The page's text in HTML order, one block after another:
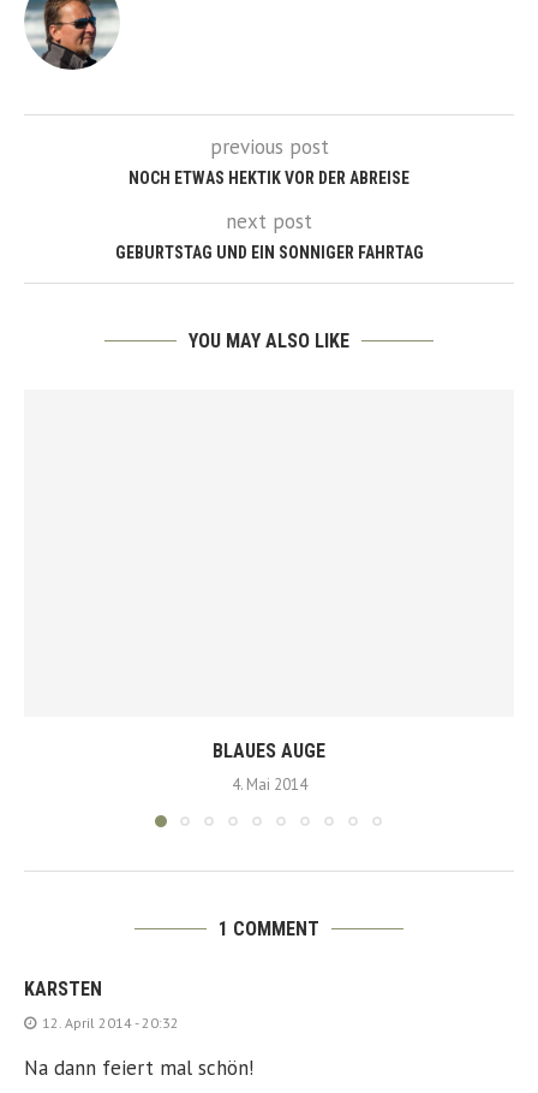
previous post
NOCH ETWAS HEKTIK VOR DER ABREISE
next post
GEBURTSTAG UND EIN SONNIGER FAHRTAG
YOU MAY ALSO LIKE
BLAUES AUGE
4. Mai 2014
1 COMMENT
KARSTEN
12. April 2014 - 20:32
Na dann feiert mal schön!